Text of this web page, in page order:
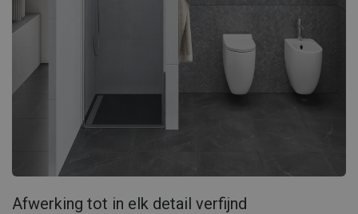
Afwerking tot in elk detail verfijnd